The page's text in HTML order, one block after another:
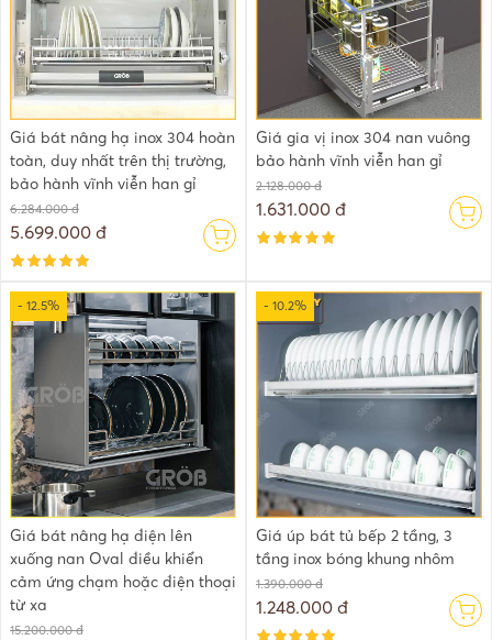
Giá bát nâng hạ inox 304 hoàn
toàn, duy nhất trên thị trường,
bảo hành vĩnh viễn han gỉ
6.284.000 đ
5.699.000 đ
Giá gia vị inox 304 nan vuông
bảo hành vĩnh viễn han gỉ
2.128.000 đ
1.631.000 đ
- 12.5%
Giá bát nâng hạ điện lên
xuống nan Oval điều khiển
cảm ứng chạm hoặc điện thoại
từ xa
15.200.000 đ
- 10.2%
Giá úp bát tủ bếp 2 tầng, 3
tầng inox bóng khung nhôm
1.390.000 đ
1.248.000 đ